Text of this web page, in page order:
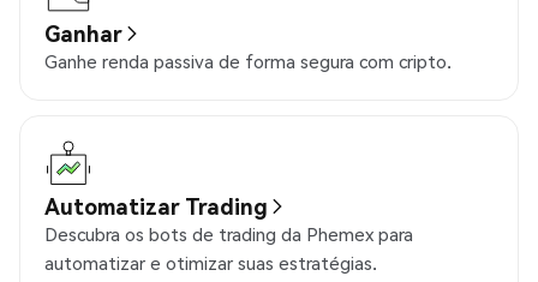
Ganhar
Ganhe renda passiva de forma segura com cripto.
Automatizar Trading
Descubra os bots de trading da Phemex para
automatizar e otimizar suas estratégias.